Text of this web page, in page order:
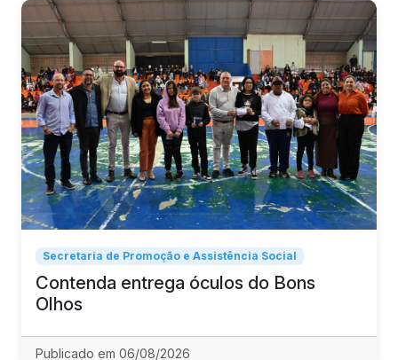
Secretaria de Promoção e Assistência Social
Contenda entrega óculos do Bons
Olhos
Publicado em 06/08/2026